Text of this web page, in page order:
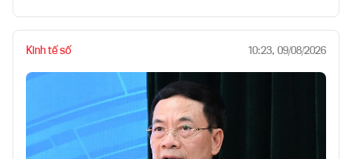
Kinh tế số 10:23, 09/08/2026